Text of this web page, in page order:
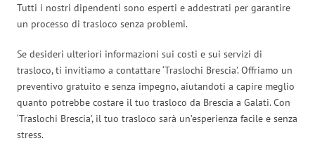
Tutti i nostri dipendenti sono esperti e addestrati per garantire
un processo di trasloco senza problemi.
Se desideri ulteriori informazioni sui costi e sui servizi di
trasloco, ti invitiamo a contattare ‘Traslochi Brescia’. Offriamo un
preventivo gratuito e senza impegno, aiutandoti a capire meglio
quanto potrebbe costare il tuo trasloco da Brescia a Galati. Con
‘Traslochi Brescia’, il tuo trasloco sarà un’esperienza facile e senza
stress.